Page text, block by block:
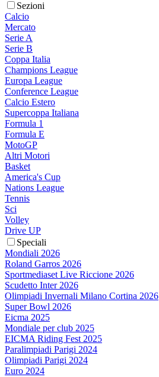
Sezioni
Calcio
Mercato
Serie A
Serie B
Coppa Italia
Champions League
Europa League
Conference League
Calcio Estero
Supercoppa Italiana
Formula 1
Formula E
MotoGP
Altri Motori
Basket
America's Cup
Nations League
Tennis
Sci
Volley
Drive UP
Speciali
Mondiali 2026
Roland Garros 2026
Sportmediaset Live Riccione 2026
Scudetto Inter 2026
Olimpiadi Invernali Milano Cortina 2026
Super Bowl 2026
Eicma 2025
Mondiale per club 2025
EICMA Riding Fest 2025
Paralimpiadi Parigi 2024
Olimpiadi Parigi 2024
Euro 2024